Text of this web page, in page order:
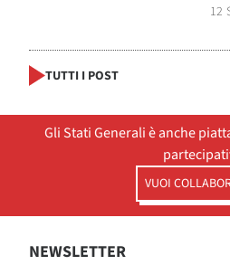
12
TUTTI I POST
Gli Stati Generali è anche
VUOI
NEWSLETTER